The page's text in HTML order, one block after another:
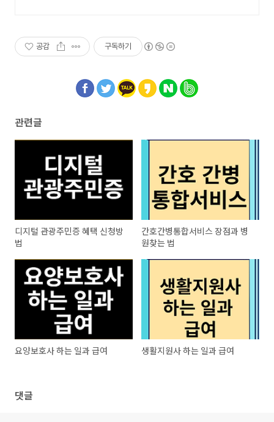
공감 구독하기
관련글
디지털 관광주민증 혜택 신청방
법
간호간병통합서비스 장점과 병
원찾는 법
요양보호사 하는 일과 급여 생활지원사 하는 일과 급여
댓글